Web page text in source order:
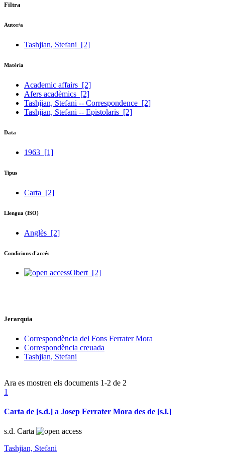
Filtra
Autor/a
Tashjian, Stefani [2]
Matèria
Academic affairs [2]
Afers acadèmics [2]
Tashjian, Stefani -- Correspondence [2]
Tashjian, Stefani -- Epistolaris [2]
Data
1963 [1]
Tipus
Carta [2]
Llengua (ISO)
Anglès [2]
Condicions d'accés
Obert [2]
Jerarquia
Correspondència del Fons Ferrater Mora
Correspondència creuada
Tashjian, Stefani
Ara es mostren els documents 1-2 de 2
1
Carta de [s.d.] a Josep Ferrater Mora des de [s.l.]
s.d. Carta
Tashjian, Stefani